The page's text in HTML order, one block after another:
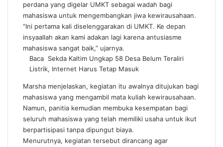
perdana yang digelar UMKT sebagai wadah bagi
mahasiswa untuk mengembangkan jiwa kewirausahaan.
“Ini pertama kali diselenggarakan di UMKT. Ke depan
insyaallah akan kami adakan lagi karena antusiasme
mahasiswa sangat baik,” ujarnya.
Baca Sekda Kaltim Ungkap 58 Desa Belum Teraliri
Listrik, Internet Harus Tetap Masuk
Marsha menjelaskan, kegiatan itu awalnya ditujukan bagi
mahasiswa yang mengambil mata kuliah kewirausahaan.
Namun, panitia kemudian membuka kesempatan bagi
seluruh mahasiswa yang telah memiliki usaha untuk ikut
berpartisipasi tanpa dipungut biaya.
Menurutnya, kegiatan tersebut dirancang agar